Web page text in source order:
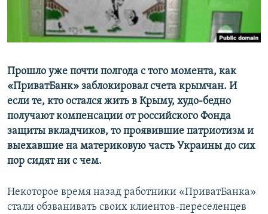
ПОБЕДИТЕЛЕЙ НЕ СУДЯТ?
КРЫМ.НЕПОКОРЕННЫЙ
УКРАИНСКАЯ ПРОБЛЕМА КРЫМА
ПРИСОЕДИНЯЙТЕСЬ!
Все сайты RFE/RL
Прошло уже почти полгода с того момента, как
«ПриватБанк» заблокировал счета крымчан. И
если те, кто остался жить в Крыму, худо-бедно
получают компенсации от российского Фонда
защиты вкладчиков, то проявившие патриотизм и
выехавшие на материковую часть Украины до сих
пор сидят ни с чем.
Некоторое время назад работники «ПриватБанка»
стали обзванивать своих клиентов-переселенцев